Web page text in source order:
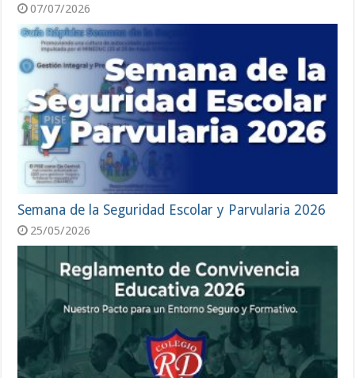
07/07/2026
Semana de la Seguridad Escolar y Parvularia 2026
25/05/2026